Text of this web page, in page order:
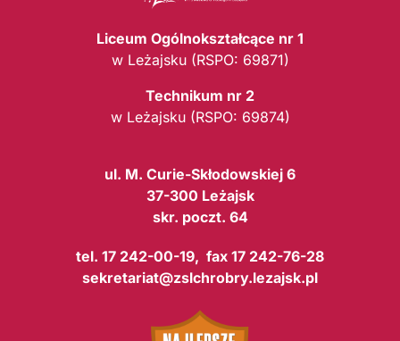
Liceum Ogólnokształcące nr 1
w Leżajsku (RSPO: 69871)
Technikum nr 2
w Leżajsku (RSPO: 69874)
ul. M. Curie-Skłodowskiej 6
37-300 Leżajsk
skr. poczt. 64
tel. 17 242-00-19, fax 17 242-76-28
sekretariat@zslchrobry.lezajsk.pl